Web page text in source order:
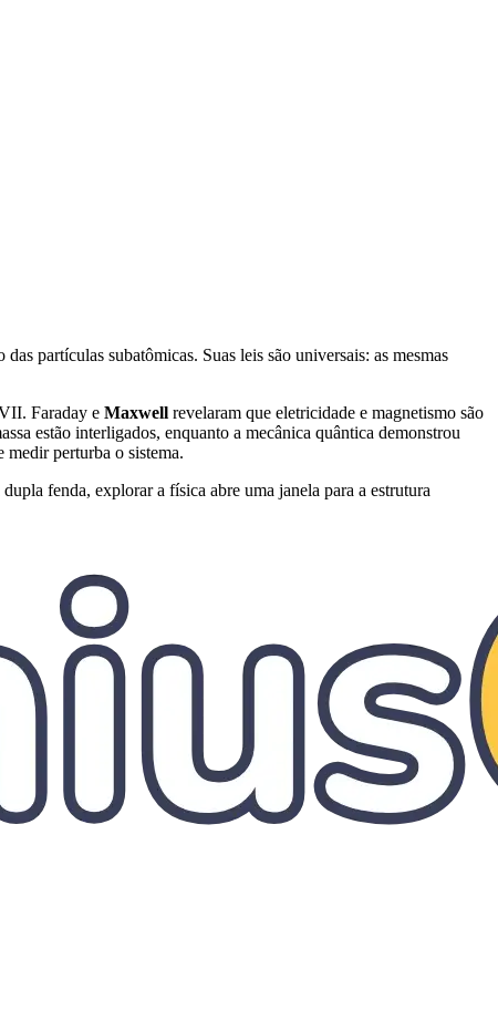
partículas subatômicas. Suas leis são universais: as mesmas
Faraday e Maxwell revelaram que eletricidade e magnetismo são
estão interligados, enquanto a mecânica quântica demonstrou
medir perturba o sistema.
fenda, explorar a física abre uma janela para a estrutura